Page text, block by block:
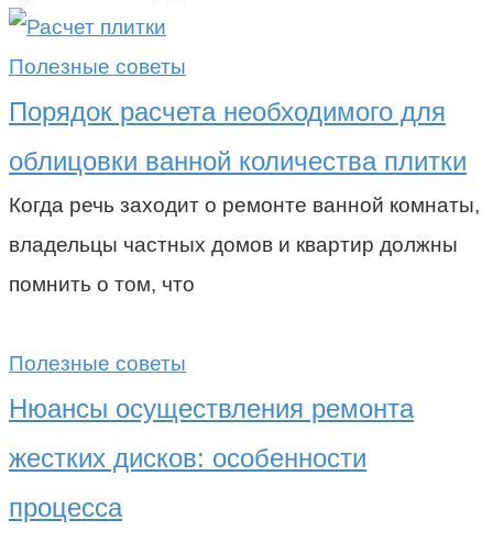
Полезные советы
Порядок расчета необходимого для
облицовки ванной количества плитки
Когда речь заходит о ремонте ванной комнаты,
владельцы частных домов и квартир должны
помнить о том, что
Полезные советы
Нюансы осуществления ремонта
жестких дисков: особенности
процесса